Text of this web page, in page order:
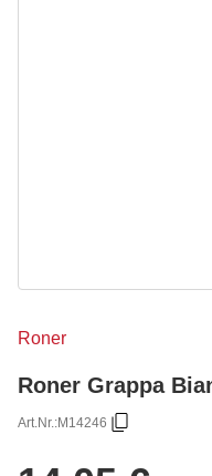
Roner
Roner Grappa
Art.Nr.:M14246